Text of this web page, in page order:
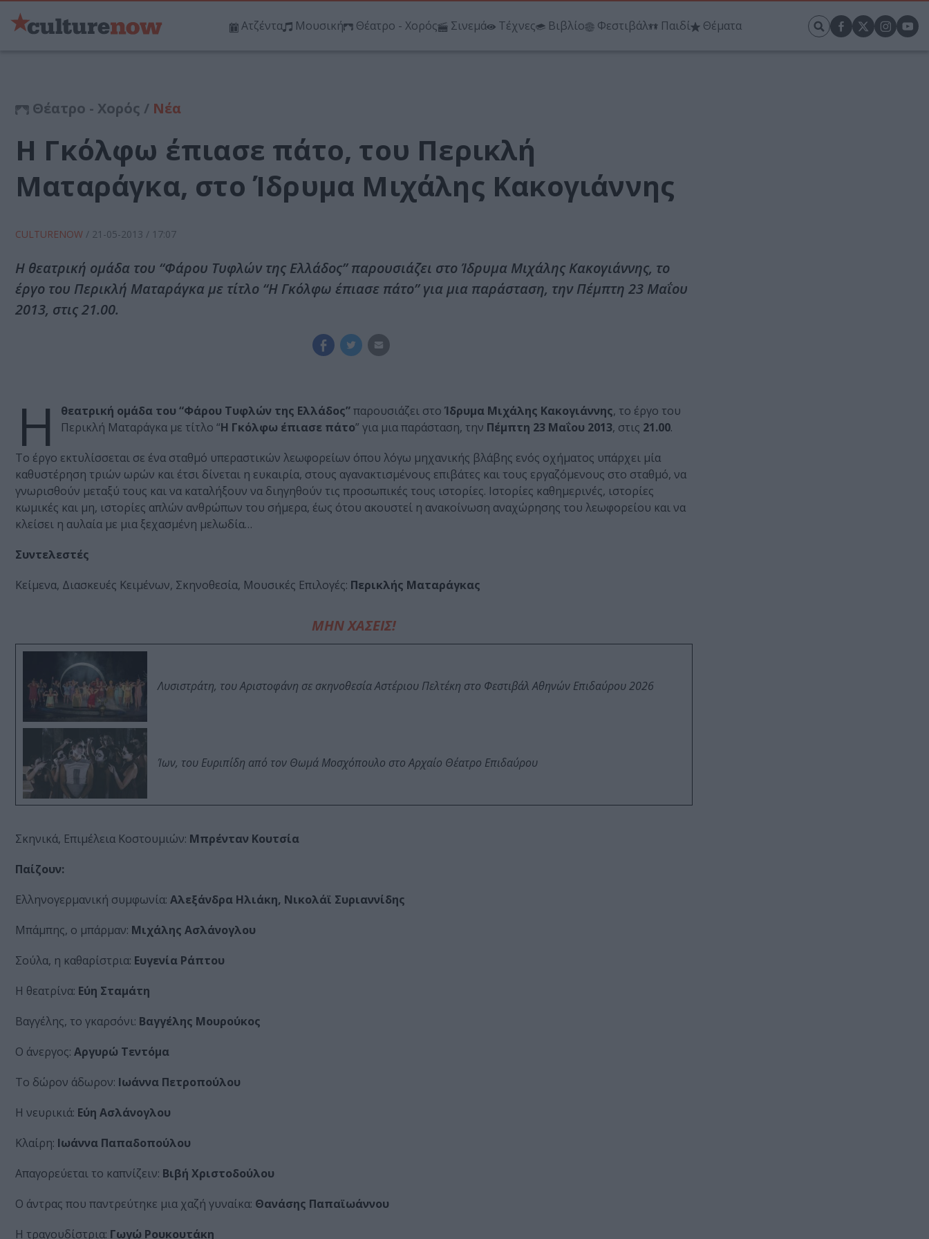
Ατζέντα Μουσική Θέατρο - Χορός Σινεμά Τέχνες Βιβλίο Φεστιβάλ Παιδί Θέματα
Θέατρο - Χορός / Νέα
Η Γκόλφω έπιασε πάτο, του Περικλή
Ματαράγκα, στο Ίδρυμα Μιχάλης Κακογιάννης
CULTURENOW / 21-05-2013 / 17:07
Η θεατρική ομάδα του “Φάρου Τυφλών της Ελλάδος” παρουσιάζει στο Ίδρυμα Μιχάλης Κακογιάννης, το
έργο του Περικλή Ματαράγκα με τίτλο “Η Γκόλφω έπιασε πάτο” για μια παράσταση, την Πέμπτη 23 Μαΐου
2013, στις 21.00.
Η θεατρική ομάδα του “Φάρου Τυφλών της Ελλάδος”παρουσιάζει στο Ίδρυμα Μιχάλης Κακογιάννης, το έργο του
Περικλή Ματαράγκα με τίτλο “Η Γκόλφω έπιασε πάτο” για μια παράσταση, την Πέμπτη 23 Μαΐου 2013, στις 21.00.
Το έργο εκτυλίσσεται σε ένα σταθμό υπεραστικών λεωφορείων όπου λόγω μηχανικής βλάβης ενός οχήματος υπάρχει μία
καθυστέρηση τριών ωρών και έτσι δίνεται η ευκαιρία, στους αγανακτισμένους επιβάτες και τους εργαζόμενους στο σταθμό, να
γνωρισθούν μεταξύ τους και να καταλήξουν να διηγηθούν τις προσωπικές τους ιστορίες. Ιστορίες καθημερινές, ιστορίες
κωμικές και μη, ιστορίες απλών ανθρώπων του σήμερα, έως ότου ακουστεί η ανακοίνωση αναχώρησης του λεωφορείου και να
κλείσει η αυλαία με μια ξεχασμένη μελωδία…
Συντελεστές
Κείμενα, Διασκευές Κειμένων, Σκηνοθεσία, Μουσικές Επιλογές: Περικλής Ματαράγκας
ΜΗΝ ΧΑΣΕΙΣ!
Λυσιστράτη, του Αριστοφάνη σε σκηνοθεσία Αστέριου Πελτέκη στο Φεστιβάλ Αθηνών Επιδαύρου 2026
Ίων, του Ευριπίδη από τον Θωμά Μοσχόπουλο στο Αρχαίο Θέατρο Επιδαύρου
Σκηνικά, Επιμέλεια Κοστουμιών: Μπρένταν Κουτσία
Παίζουν:
Ελληνογερμανική συμφωνία: Αλεξάνδρα Ηλιάκη, Νικολάϊ Συριαννίδης
Μπάμπης, ο μπάρμαν: Μιχάλης Ασλάνογλου
Σούλα, η καθαρίστρια: Ευγενία Ράπτου
Η θεατρίνα: Εύη Σταμάτη
Βαγγέλης, το γκαρσόνι: Βαγγέλης Μουρούκος
Ο άνεργος: Αργυρώ Τεντόμα
Το δώρον άδωρον: Ιωάννα Πετροπούλου
Η νευρικιά: Εύη Ασλάνογλου
Κλαίρη: Ιωάννα Παπαδοπούλου
Απαγορεύεται το καπνίζειν: Βιβή Χριστοδούλου
Ο άντρας που παντρεύτηκε μια χαζή γυναίκα: Θανάσης Παπαϊωάννου
Η τραγουδίστρια: Γωγώ Ρουκουτάκη